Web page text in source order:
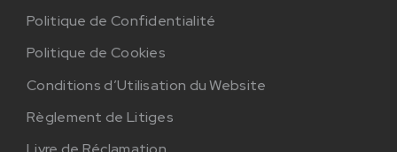
Politique de Confidentialité
Politique de Cookies
Conditions d’Utilisation du Website
Règlement de Litiges